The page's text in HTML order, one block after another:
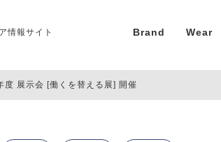
情報サイト Brand Wear
度 展示会 [働くを替える展] 開催